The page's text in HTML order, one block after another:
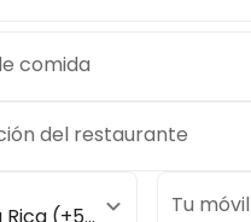
comida
del restaurante
Tu móvil